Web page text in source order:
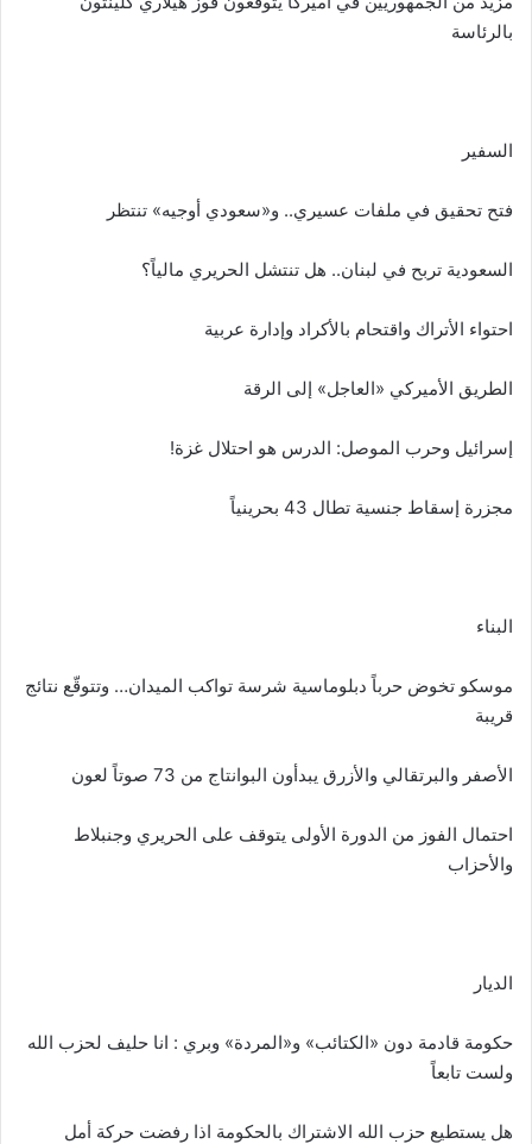
بالرئاسة
السفير
فتح تحقيق في ملفات عسيري.. و«سعودي أوجيه» تنتظر
السعودية تربح في لبنان.. هل تنتشل الحريري مالياً؟
احتواء الأتراك واقتحام بالأكراد وإدارة عربية
الطريق الأميركي «العاجل» إلى الرقة
إسرائيل وحرب الموصل: الدرس هو احتلال غزة!
مجزرة إسقاط جنسية تطال 43 بحرينياً
البناء
موسكو تخوض حرباً دبلوماسية شرسة تواكب الميدان… وتتوقّع نتائج
قريبة
الأصفر والبرتقالي والأزرق يبدأون البوانتاج من 73 صوتاً لعون
احتمال الفوز من الدورة الأولى يتوقف على الحريري وجنبلاط
والأحزاب
الديار
حكومة قادمة دون «الكتائب» و«المردة» وبري : انا حليف لحزب الله
ولست تابعاً
هل يستطيع حزب الله الاشتراك بالحكومة اذا رفضت حركة أمل